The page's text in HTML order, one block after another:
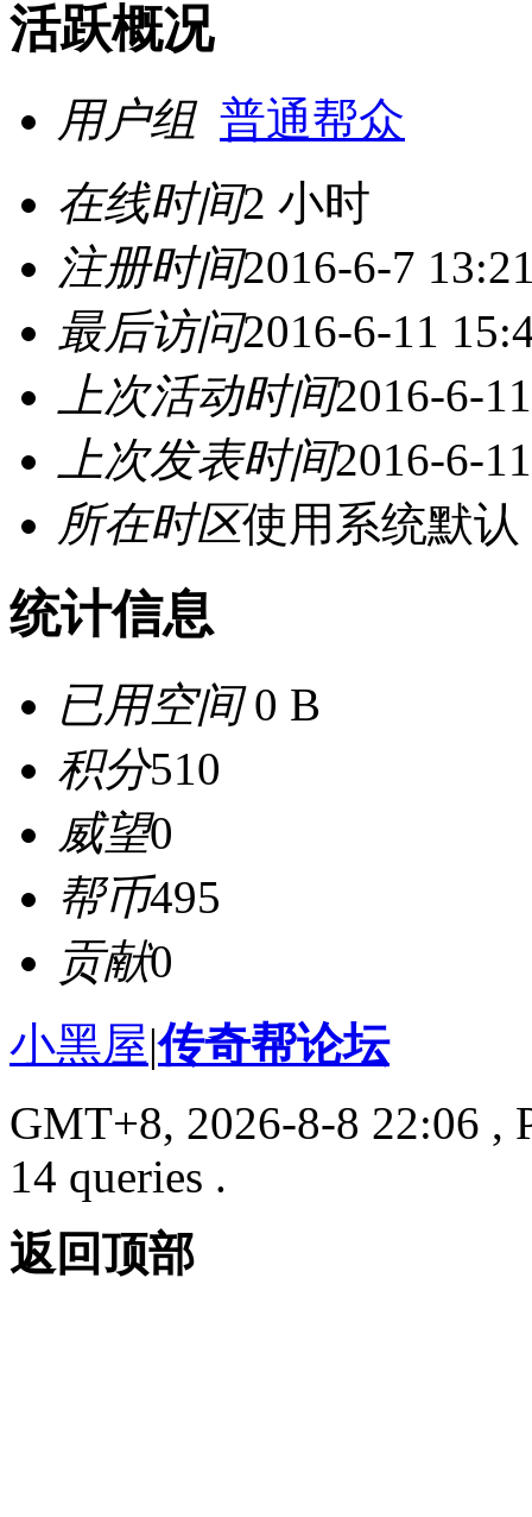
活跃概况
用户组 普通帮众
在线时间2 小时
注册时间2016-6-7
最后访问2016-6-11
上次活动时间2016-6-
上次发表时间2016-6-
所在时区使用系统默认
统计信息
已用空间0 B
积分510
威望0
帮币495
贡献0
小黑屋|传奇帮论坛
GMT+8, 2026-8-8 22:06 ,
14 queries .
返回顶部